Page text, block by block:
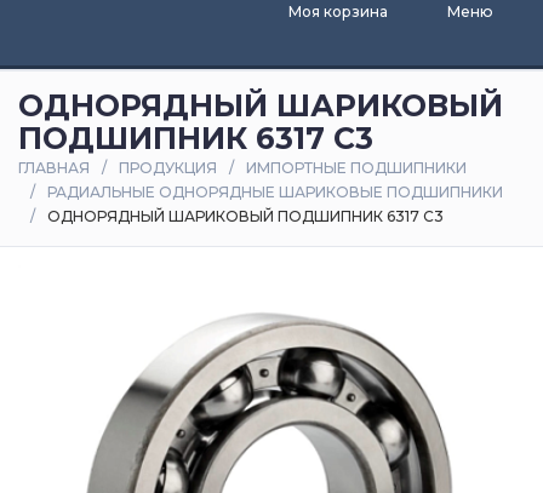
Моя корзина Меню
и
статьи
Оплата
доставка
ОДНОРЯДНЫЙ ШАРИКОВЫЙ
ПОДШИПНИК 6317 C3
ГЛАВНАЯ ПРОДУКЦИЯ
ИМПОРТНЫЕ ПОДШИПНИКИ
РАДИАЛЬНЫЕ ОДНОРЯДНЫЕ ШАРИКОВЫЕ ПОДШИПНИКИ
ОДНОРЯДНЫЙ ШАРИКОВЫЙ ПОДШИПНИК 6317 C3